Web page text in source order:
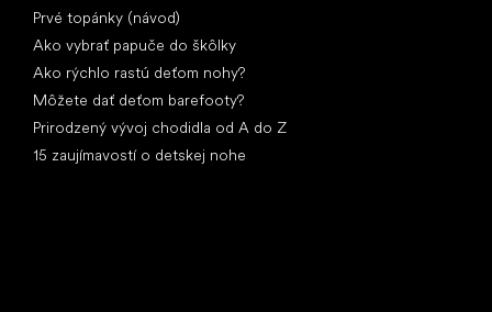
Prvé topánky (návod)
Ako vybrať papuče do škôlky
Ako rýchlo rastú deťom nohy?
Môžete dať deťom barefooty?
Prirodzený vývoj chodidla od A do Z
15 zaujímavostí o detskej nohe